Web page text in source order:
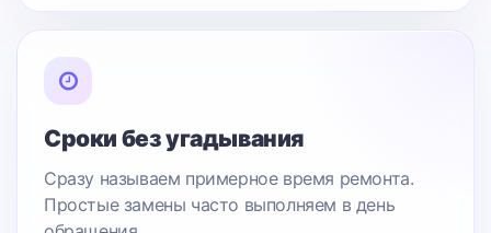
Сроки без угадывания
Сразу называем примерное время ремонта.
Простые замены часто выполняем в день